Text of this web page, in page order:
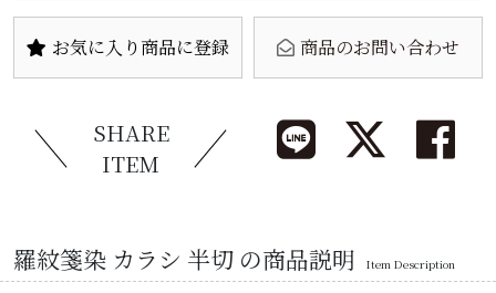
お気に入り商品に登録 商品のお問い合わせ
SHARE
ITEM
羅紋箋染 カラシ 半切 の商品説明 Item Description